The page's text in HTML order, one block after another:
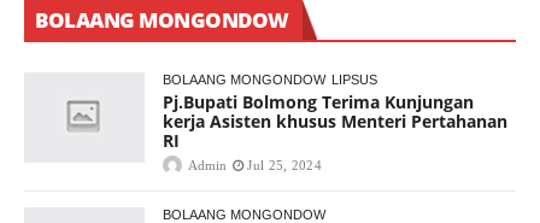
BOLAANG MONGONDOW
BOLAANG MONGONDOW LIPSUS
Pj.Bupati Bolmong Terima Kunjungan
kerja Asisten khusus Menteri Pertahanan
RI
Admin Jul 25, 2024
BOLAANG MONGONDOW